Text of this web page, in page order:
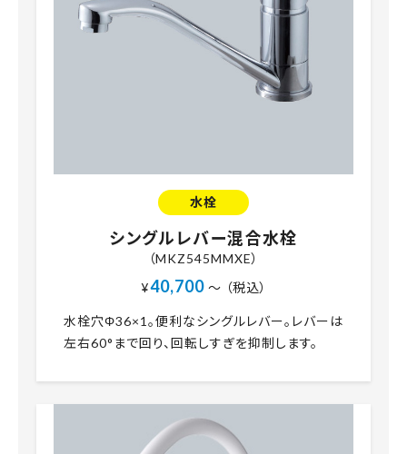
水栓
シングルレバー混合水栓
（MKZ545MMXE）
¥40,700～ （税込）
水栓穴Φ36×1。便利なシングルレバー。レバーは
左右60°まで回り、回転しすぎを抑制します。